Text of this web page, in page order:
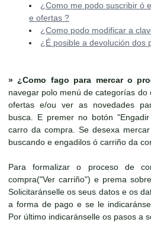
¿Como me podo suscribir ó
e ofertas ?
¿Como podo modificar a
¿É posible a devolución dos
» ¿Como fago para mercar o
navegar polo menú de categorías
ofertas e/ou ver as novedades
busca. E premer no botón
carro da compra. Se desexa
buscando e engadilos ó carriño da
Para formalizar o proceso de
compra("Ver carriño") e prema
Solicitaránselle os seus datos e os
a forma de pago e se le
Por último indicaránselle os pasos a